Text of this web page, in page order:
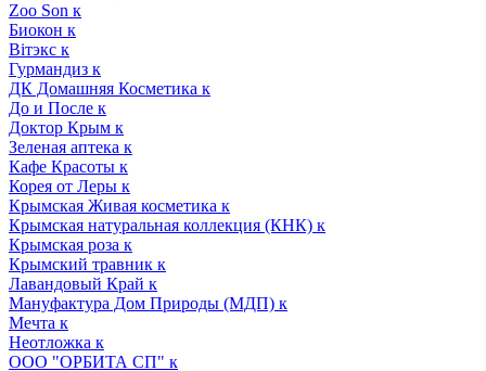
Zoo Son к
Биокон к
Вiтэкс к
Гурмандиз к
ДК Домашняя Косметика к
До и После к
Доктор Крым к
Зеленая аптека к
Кафе Красоты к
Корея от Леры к
Крымская Живая косметика к
Крымская натуральная коллекция (КНК) к
Крымская роза к
Крымский травник к
Лавандовый Край к
Мануфактура Дом Природы (МДП) к
Мечта к
Неотложка к
ООО "ОРБИТА СП" к